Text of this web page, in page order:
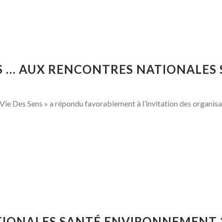
… AUX RENCONTRES NATIONALES
Des Sens » a répondu favorablement à l’invitation des